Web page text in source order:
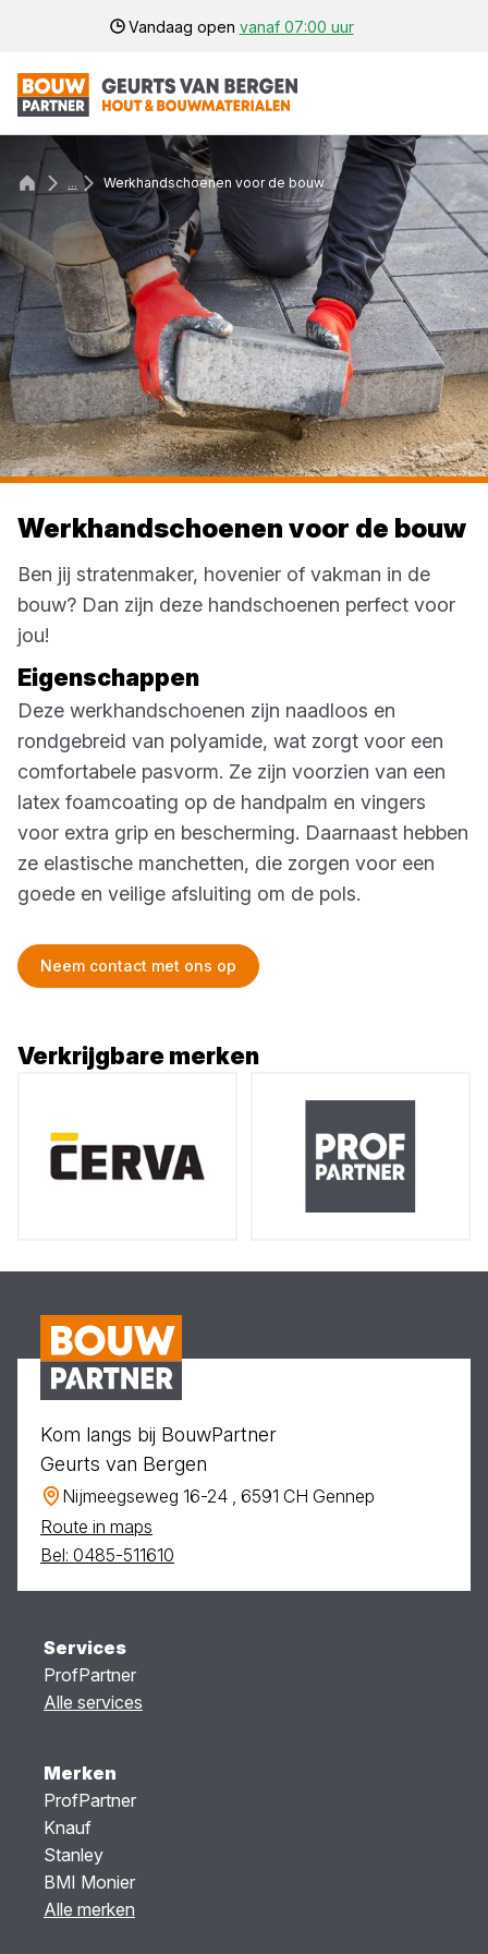
Vandaag open vanaf 07:00 uur
... Werkhandschoenen voor de bouw
Werkhandschoenen voor de bouw
Ben jij stratenmaker, hovenier of vakman in de
bouw? Dan zijn deze handschoenen perfect voor
jou!
Eigenschappen
Deze werkhandschoenen zijn naadloos en
rondgebreid van polyamide, wat zorgt voor een
comfortabele pasvorm. Ze zijn voorzien van een
latex foamcoating op de handpalm en vingers
voor extra grip en bescherming. Daarnaast hebben
ze elastische manchetten, die zorgen voor een
goede en veilige afsluiting om de pols.
Neem contact met ons op
Verkrijgbare merken
Kom langs bij BouwPartner
Geurts van Bergen
Nijmeegseweg 16-24 , 6591 CH Gennep
Route in maps
Bel: 0485-511610
Services
ProfPartner
Alle services
Merken
ProfPartner
Knauf
Stanley
BMI Monier
Alle merken